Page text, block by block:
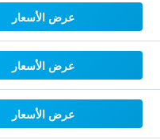
عرض الأسعار
عرض الأسعار
عرض الأسعار